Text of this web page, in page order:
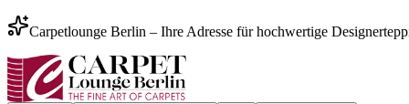
Carpetlounge Berlin – Ihre Adresse für hochwertige